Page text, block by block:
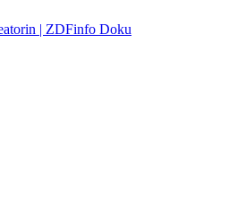
| ZDFinfo Doku